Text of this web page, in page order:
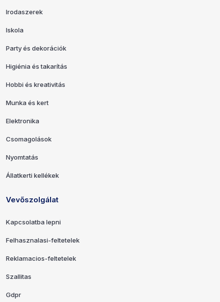
Irodaszerek
Iskola
Party és dekorációk
Higiénia és takarítás
Hobbi és kreativitás
Munka és kert
Elektronika
Csomagolások
Nyomtatás
Állatkerti kellékek
Vevőszolgálat
Kapcsolatba lepni
Felhasznalasi-feltetelek
Reklamacios-feltetelek
Szallitas
Gdpr